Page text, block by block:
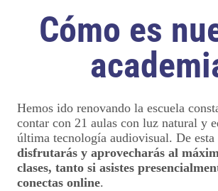
Cómo es
Hemos ido renovando la escuela
contar con 21 aulas con luz natural y
última tecnología audiovisual. De esta
disfrutarás y aprovecharás al
clases, tanto si asistes
conectas online.